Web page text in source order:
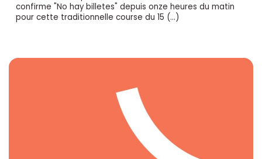
confirme "No hay billetes" depuis onze heures du matin
pour cette traditionnelle course du 15 (…)